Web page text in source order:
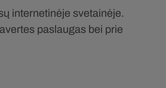
internetinėje svetainėje.
paslaugas bei prie